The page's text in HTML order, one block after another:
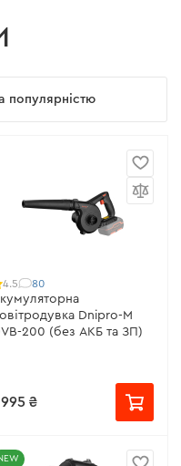
популярністю
4.5 80
Dnipro-M
200 (без АКБ та ЗП)
995 ₴